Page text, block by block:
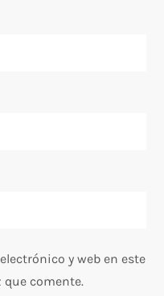
y web en este
comente.